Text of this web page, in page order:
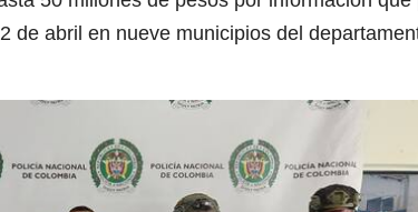
de abril en nueve municipios del